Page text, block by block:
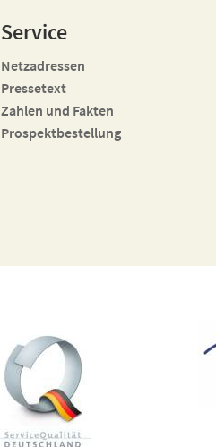
Service
Netzadressen
Pressetext
Zahlen und Fakten
Prospektbestellung